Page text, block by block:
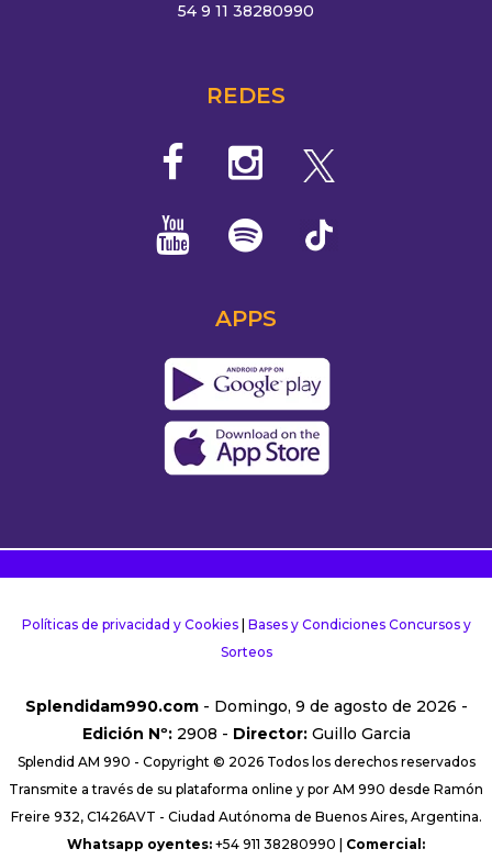
54 9 11 38280990
REDES
APPS
Políticas de privacidad y Cookies| Bases y Condiciones Concursos y
Sorteos
Splendidam990.com- Domingo, 9 de agosto de 2026 -
Edición Nº:2908 - Director:Guillo Garcia
Splendid AM 990 - Copyright © 2026 Todos los derechos reservados
Transmite a través de su plataforma online y por AM 990 desde Ramón
Freire 932, C1426AVT - Ciudad Autónoma de Buenos Aires, Argentina.
Whatsapp oyentes: +54 911 38280990 | Comercial: